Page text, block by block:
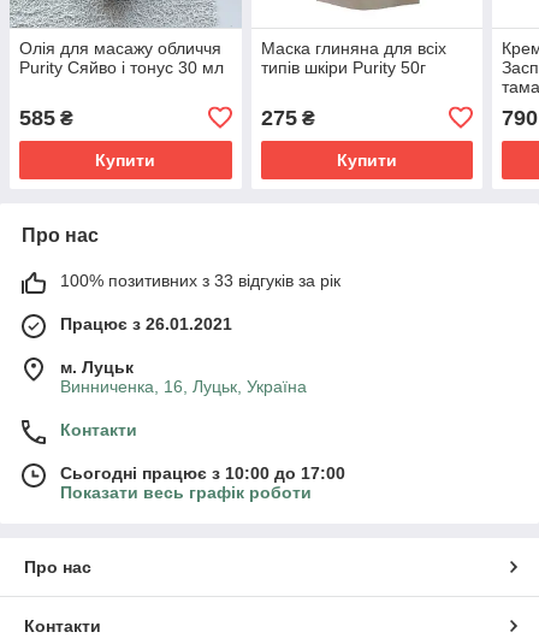
Олія для масажу обличчя
Purity Сяйво і тонус 30 мл
585 ₴
Купити
Маска глиняна для всіх
типів шкіри Purity 50г
275₴
Купити
790
Про нас
100% позитивних з 33 відгуків за рік
Працює з 26.01.2021
м. Луцьк
Винниченка, 16, Луцьк, Україна
Контакти
Сьогодні працює з 10:00 до 17:00
Показати весь графік роботи
Про нас
Контакти